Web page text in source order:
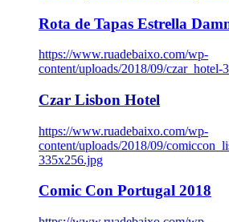
Rota de Tapas Estrella
https://www.ruadebaixo.com/wp-
content/uploads/2018/09/czar_hotel-
Czar Lisbon Hotel
https://www.ruadebaixo.com/wp-
content/uploads/2018/09/
335x256.jpg
Comic Con Portugal 2018